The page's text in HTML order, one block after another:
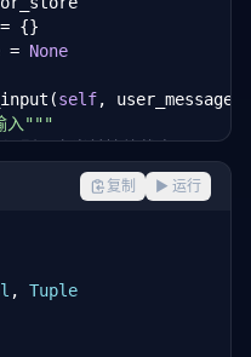
{}
= None
self, user_message:
入"""
别用户当前情绪状态
= detected_emotion
找与该用户相关的情感历史
emotional history"
复制 ▶ 运行
, Tuple